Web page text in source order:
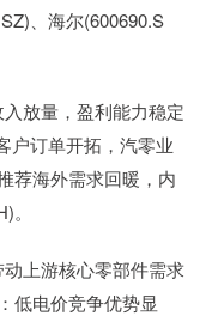
、海尔(600690.S
放量，盈利能力稳定
户订单开拓，汽零业
荐海外需求回暖，内
上游核心零部件需求
低电价竞争优势显